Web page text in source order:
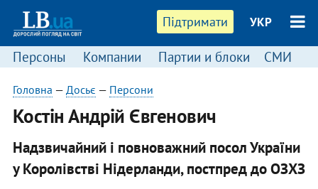
Підтримати УКР
Персоны Компании Партии и блоки СМИ
Головна — Досьє — Персони
Костін Андрій Євгенович
Надзвичайний і повноважний посол України
у Королівстві Нідерланди, постпред до ОЗХЗ